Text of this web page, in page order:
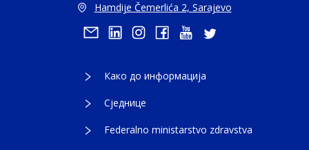
Hamdije Čemerlića 2, Sarajevo
Како до информација
Сједнице
Federalno ministarstvo zdravstva